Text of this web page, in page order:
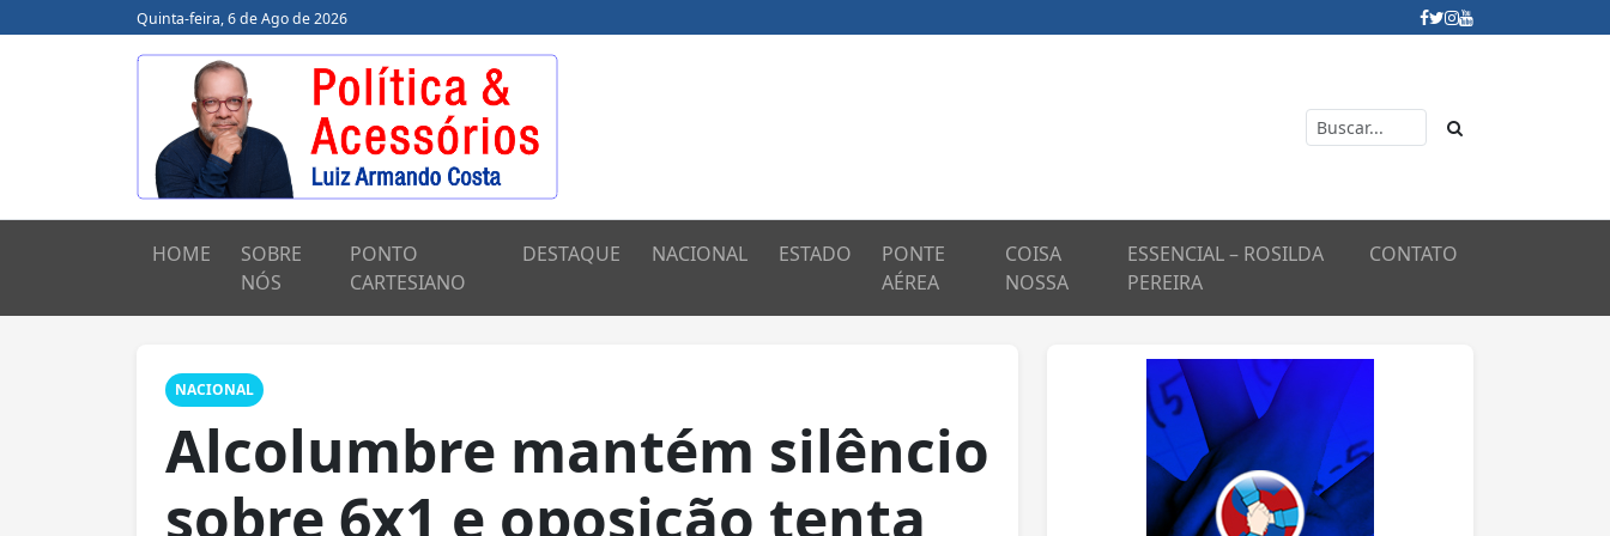
Quinta-feira, 6 de Ago de 2026
HOME
SOBRE
NÓS
PONTO
CARTESIANO
DESTAQUE NACIONAL ESTADO
PONTE
AÉREA
COISA
NOSSA
ESSENCIAL – ROSILDA
PEREIRA
CONTATO
NACIONAL
Alcolumbre mantém silêncio
sobre 6x1 e oposição tenta